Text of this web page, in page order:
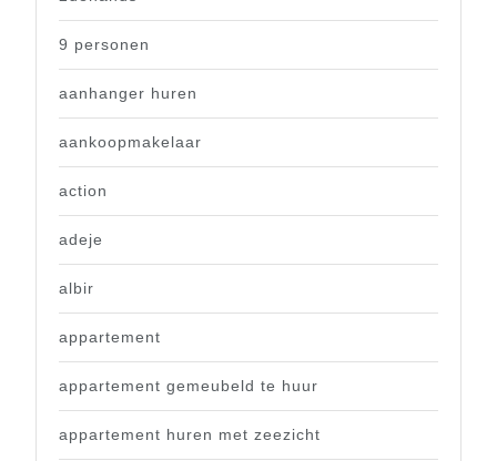
9 personen
aanhanger huren
aankoopmakelaar
action
adeje
albir
appartement
appartement gemeubeld te huur
appartement huren met zeezicht